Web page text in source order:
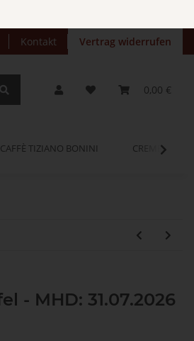
Kontakt Vertrag widerrufen
0,00 €
CAFFÈ TIZIANO BONINI CREMEO
- MHD: 31.07.2026